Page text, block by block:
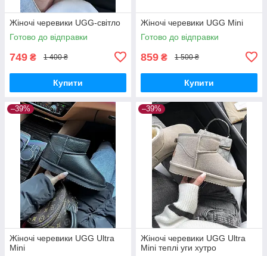
Жіночі черевики UGG-світло
Готово до відправки
749 ₴ 1 400 ₴
Купити
Жіночі черевики UGG Mini
Готово до відправки
859 ₴ 1 500 ₴
Купити
–39%
Жіночі черевики UGG Ultra
Mini
–39%
Жіночі черевики UGG Ultra
Mini теплі уги хутро